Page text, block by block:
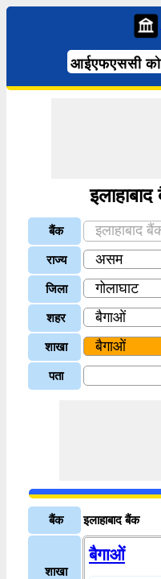
आईएफएससी
बैंक
राज्य
जिला
शहर
शाखा
पता
बैंक इलाहाबाद बैंक
शाखा
बैगाओं